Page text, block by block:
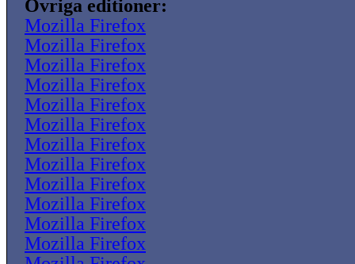
Övriga editioner:
Mozilla Firefox
Mozilla Firefox
Mozilla Firefox
Mozilla Firefox
Mozilla Firefox
Mozilla Firefox
Mozilla Firefox
Mozilla Firefox
Mozilla Firefox
Mozilla Firefox
Mozilla Firefox
Mozilla Firefox